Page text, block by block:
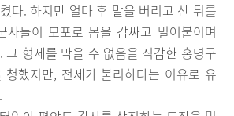
다. 하지만 얼마 후 말을 버리고 산 뒤를
사들이 모포로 몸을 감싸고 밀어붙이며
그 형세를 막을 수 없음을 직감한 홍명구
청했지만, 전세가 불리하다는 이유로 유